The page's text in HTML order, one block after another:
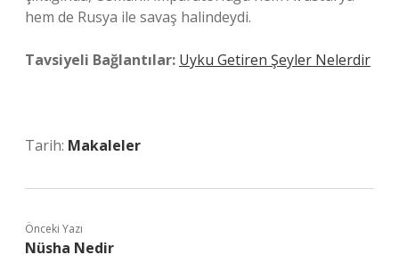
hem de Rusya ile savaş halindeydi.
Tavsiyeli Bağlantılar: Uyku Getiren Şeyler Nelerdir
Tarih: Makaleler
Önceki Yazı
Nüsha Nedir